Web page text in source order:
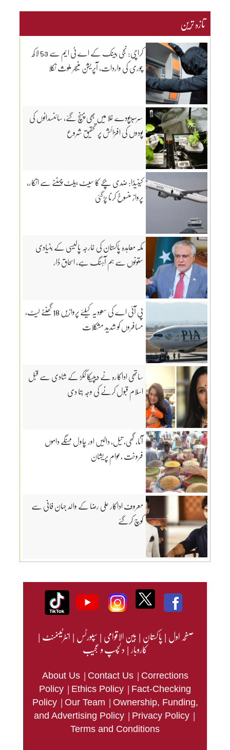
تازہ ترین
کراچی: نجی بینک کے اے ٹی ایم سے 53 لاکھ
چوری کی واردات، آپریشن منیجر ملوث نکلا
سرسبزپودے خلا میں بھی پہنچ گئے، سائنسدانوں کی
پودوں کی افزائش پر تحقیق شروع
کینیڈا: ضدی بچے کا سیٹ بیلٹ پہننے سے انکار،
پرواز منسوخ کرنا پڑگئی
مکہ معاہدہ پاکستان کی خارجہ پالیسی کے بنیادی
ستونوں سے ہم آہنگ ہے، اسحاق ڈار
پی آئی اے کی سعودیہ کیلئے پروازیں 18 گھنٹے لیٹ،
مسافروں کو شدید مشکلات
ساتھی اداکارہ نے دیپیکا ککڑ کے شادی سے قبل
اسلام قبول کرنے کی وجہ بتا دی
آٹا، گھی، تیل، دالیں اور چاول مہنگے داموں
فروخت ،عوام پریشان
معروف اداکار علی رضا کے والد جہان فانی سے
کوچ کرگئے
صفحہ اول|پاکستان|بین الاقوامی|سپورٹس|انٹرٹینمنٹ|
کاروبار|دلچسپ و عجیب
About Us | Contact Us | Corrections
Policy | Ethics Policy | Fact-Checking
Policy | Our Team | Ownership, Funding,
and Advertising Policy | Privacy Policy |
Terms and Conditions